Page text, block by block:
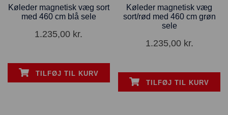
Køleder magnetisk væg sort
med 460 cm blå sele
1.235,00 kr.
TILFØJ TIL KURV
Køleder magnetisk væg
sort/rød med 460 cm grøn
sele
1.235,00 kr.
TILFØJ TIL KURV